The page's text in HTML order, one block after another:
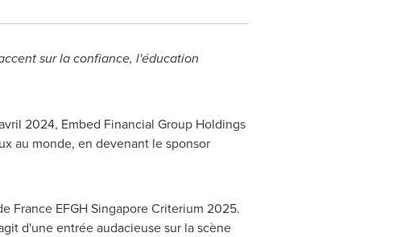
sur la confiance, l'éducation
2024, Embed Financial Group Holdings
au monde, en devenant le sponsor
France EFGH Singapore Criterium 2025.
d'une entrée audacieuse sur la scène